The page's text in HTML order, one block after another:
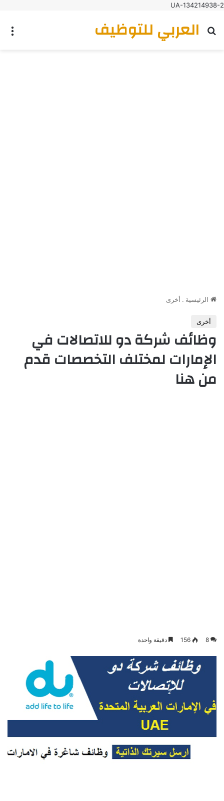
UA-134214938-2
العربي للتوظيف
بحث عن
الرئيسية . أخرى
أخرى
وظائف شركة دو للاتصالات في
الإمارات لمختلف التخصصات قدم
من هنا
8
156 دقيقة واحدة